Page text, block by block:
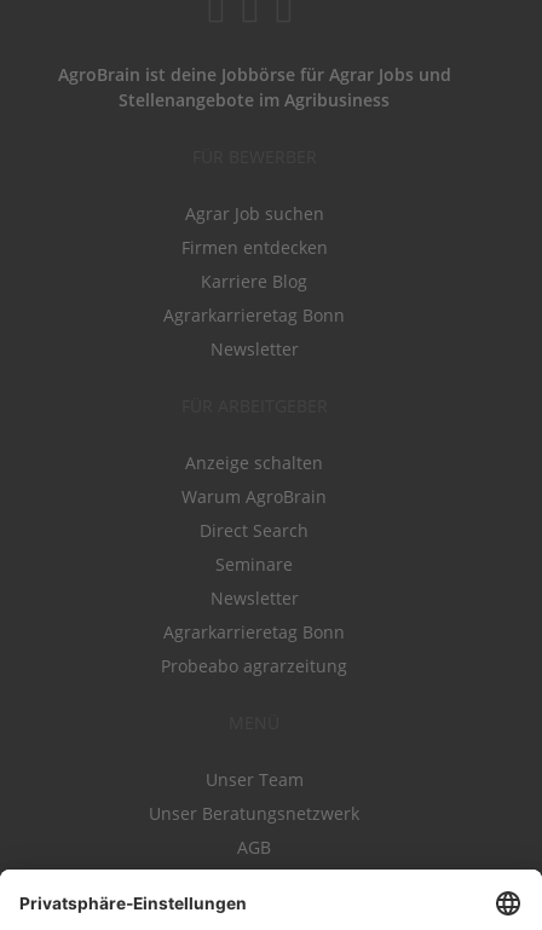
AgroBrain ist deine Jobbörse für Agrar Jobs und
Stellenangebote im Agribusiness
Agrar Job suchen
Firmen entdecken
Karriere Blog
Agrarkarrieretag Bonn
Newsletter
Anzeige schalten
Warum AgroBrain
Direct Search
Seminare
Newsletter
Agrarkarrieretag Bonn
Probeabo agrarzeitung
Unser Team
Unser Beratungsnetzwerk
AGB
Datenschutz